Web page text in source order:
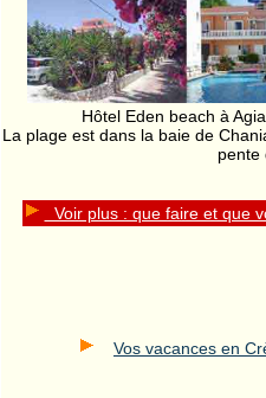
Hôtel Eden beach à
La plage est dans la baie de
pente
Voir plus : que faire et que
Vos vacances en